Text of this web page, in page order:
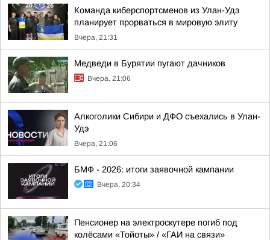
Команда киберспортсменов из Улан-Удэ
планирует прорваться в мировую элиту
Вчера, 21:31
Медведи в Бурятии пугают дачников
Вчера, 21:06
Алкоголики Сибири и ДФО съехались в Улан-
Удэ
Вчера, 21:06
БМФ - 2026: итоги заявочной кампании
Вчера, 20:34
Пенсионер на электроскутере погиб под
колёсами «Тойоты» / «ГАИ на связи»